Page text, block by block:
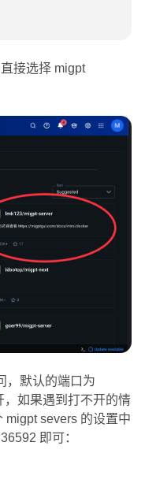
接选择 migpt
，默认的端口为
如果遇到打不开的情
migpt severs 的设置中
即可：